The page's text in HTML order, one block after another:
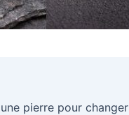
pierre pour changer